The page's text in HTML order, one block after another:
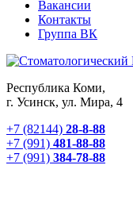
Вакансии
Контакты
Группа ВК
Республика Коми,
г. Усинск, ул. Мира, 4
+7 (82144) 28-8-88
+7 (991) 481-88-88
+7 (991) 384-78-88